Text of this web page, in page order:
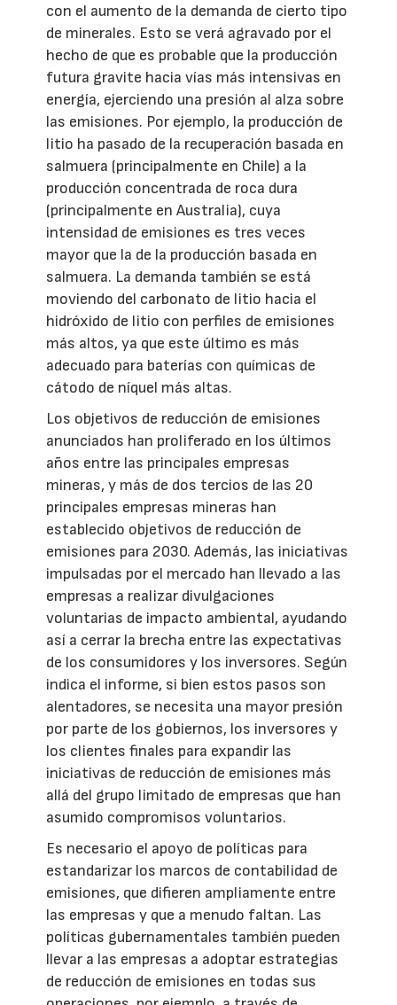
con el aumento de la demanda de cierto tipo
de minerales. Esto se verá agravado por el
hecho de que es probable que la producción
futura gravite hacia vías más intensivas en
energía, ejerciendo una presión al alza sobre
las emisiones. Por ejemplo, la producción de
litio ha pasado de la recuperación basada en
salmuera (principalmente en Chile) a la
producción concentrada de roca dura
(principalmente en Australia), cuya
intensidad de emisiones es tres veces
mayor que la de la producción basada en
salmuera. La demanda también se está
moviendo del carbonato de litio hacia el
hidróxido de litio con perfiles de emisiones
más altos, ya que este último es más
adecuado para baterías con químicas de
cátodo de níquel más altas.
Los objetivos de reducción de emisiones
anunciados han proliferado en los últimos
años entre las principales empresas
mineras, y más de dos tercios de las 20
principales empresas mineras han
establecido objetivos de reducción de
emisiones para 2030. Además, las iniciativas
impulsadas por el mercado han llevado a las
empresas a realizar divulgaciones
voluntarias de impacto ambiental, ayudando
así a cerrar la brecha entre las expectativas
de los consumidores y los inversores. Según
indica el informe, si bien estos pasos son
alentadores, se necesita una mayor presión
por parte de los gobiernos, los inversores y
los clientes finales para expandir las
iniciativas de reducción de emisiones más
allá del grupo limitado de empresas que han
asumido compromisos voluntarios.
Es necesario el apoyo de políticas para
estandarizar los marcos de contabilidad de
emisiones, que difieren ampliamente entre
las empresas y que a menudo faltan. Las
políticas gubernamentales también pueden
llevar a las empresas a adoptar estrategias
de reducción de emisiones en todas sus